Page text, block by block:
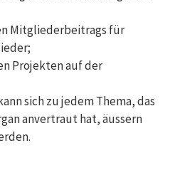
Mitgliederbeitrags für
Projekten auf der
sich zu jedem Thema, das
anvertraut hat, äussern